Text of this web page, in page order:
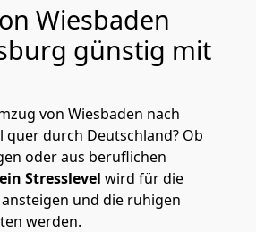
Wiesbaden
günstig mit
von Wiesbaden nach
quer durch Deutschland? Ob
oder aus beruflichen
Stresslevel wird für die
und die ruhigen
werden.